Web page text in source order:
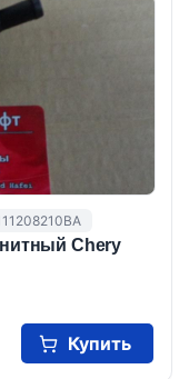
Chery
Купить